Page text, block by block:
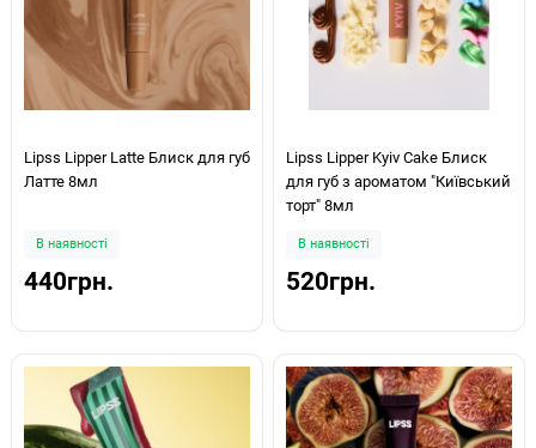
Lipss Lipper Latte Блиск для губ
Латте 8мл
В наявності
440грн.
Lipss Lipper Kyiv Cake Блиск
для губ з ароматом "Київський
торт" 8мл
В наявності
520грн.